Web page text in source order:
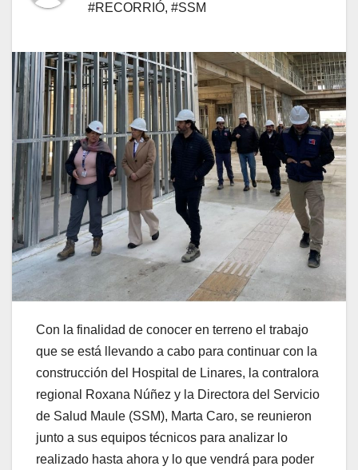
#RECORRIÓ, #SSM
Con la finalidad de conocer en terreno el trabajo
que se está llevando a cabo para continuar con la
construcción del Hospital de Linares, la contralora
regional Roxana Núñez y la Directora del Servicio
de Salud Maule (SSM), Marta Caro, se reunieron
junto a sus equipos técnicos para analizar lo
realizado hasta ahora y lo que vendrá para poder